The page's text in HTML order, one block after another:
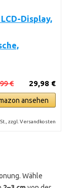
Display,
29,98 €
€
ansehen
zzgl. Versandkosten
Wähle